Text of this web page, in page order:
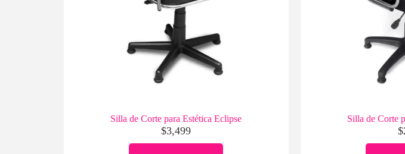
Silla de Corte para Estética Eclipse
$3,499
Silla de Corte
$